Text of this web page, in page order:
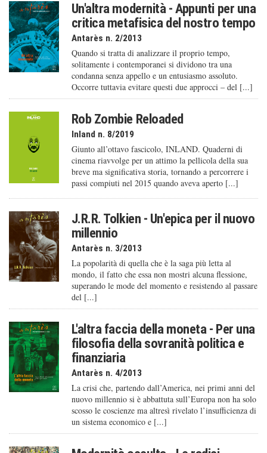
Un'altra modernità - Appunti per una
critica metafisica del nostro tempo
Antarès n. 2/2013
Quando si tratta di analizzare il proprio tempo,
solitamente i contemporanei si dividono tra una
condanna senza appello e un entusiasmo assoluto.
Occorre tuttavia evitare questi due approcci – del [...]
Rob Zombie Reloaded
Inland n. 8/2019
Giunto all’ottavo fascicolo, INLAND. Quaderni di
cinema riavvolge per un attimo la pellicola della sua
breve ma significativa storia, tornando a percorrere i
passi compiuti nel 2015 quando aveva aperto [...]
J.R.R. Tolkien - Un'epica per il nuovo
millennio
Antarès n. 3/2013
La popolarità di quella che è la saga più letta al
mondo, il fatto che essa non mostri alcuna flessione,
superando le mode del momento e resistendo al passare
del [...]
L'altra faccia della moneta - Per una
filosofia della sovranità politica e
finanziaria
Antarès n. 4/2013
La crisi che, partendo dall’America, nei primi anni del
nuovo millennio si è abbattuta sull’Europa non ha solo
scosso le coscienze ma altresì rivelato l’insufficienza di
un sistema economico e [...]